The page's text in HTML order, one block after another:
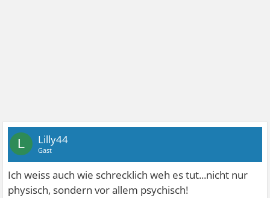
L Lilly44
Gast
Ich weiss auch wie schrecklich weh es tut...nicht nur
physisch, sondern vor allem psychisch!